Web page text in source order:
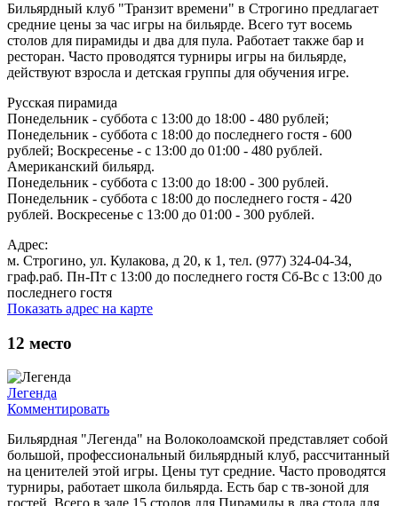
Бильярдный клуб "Транзит времени" в Строгино предлагает
средние цены за час игры на бильярде. Всего тут восемь
столов для пирамиды и два для пула. Работает также бар и
ресторан. Часто проводятся турниры игры на бильярде,
действуют взросла и детская группы для обучения игре.
Русская пирамида
Понедельник - суббота с 13:00 до 18:00 - 480 рублей;
Понедельник - суббота с 18:00 до последнего гостя - 600
рублей; Воскресенье - с 13:00 до 01:00 - 480 рублей.
Американский бильярд.
Понедельник - суббота с 13:00 до 18:00 - 300 рублей.
Понедельник - суббота с 18:00 до последнего гостя - 420
рублей. Воскресенье с 13:00 до 01:00 - 300 рублей.
Адрес:
м. Строгино, ул. Кулакова, д 20, к 1, тел. (977) 324-04-34,
граф.раб. Пн-Пт с 13:00 до последнего гостя Сб-Вс с 13:00 до
последнего гостя
Показать адрес на карте
12 место
Легенда
Комментировать
Бильярдная "Легенда" на Волоколоамской представляет собой
большой, профессиональный бильярдный клуб, рассчитанный
на ценителей этой игры. Цены тут средние. Часто проводятся
турниры, работает школа бильярда. Есть бар с тв-зоной для